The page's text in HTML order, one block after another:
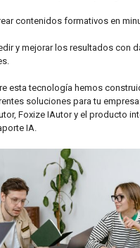
contenidos formativos en
y mejorar los resultados con
esta tecnología hemos
soluciones para tu
Foxize IAutor y el producto
IA.